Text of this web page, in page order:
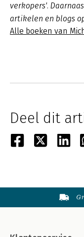
verkopers'.
artikelen en blogs
Alle boeken van
Deel dit